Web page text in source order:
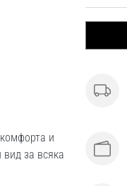
и
вид за всяка